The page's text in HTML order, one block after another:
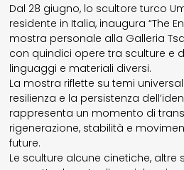
Dal 28 giugno, lo scultore turco
residente in Italia, inaugura “The
mostra personale alla Galleria
con quindici opere tra sculture e
linguaggi e materiali diversi.
La mostra riflette su temi
resilienza e la persistenza
rappresenta un momento di
rigenerazione, stabilità e
future.
Le sculture alcune cinetiche, altre